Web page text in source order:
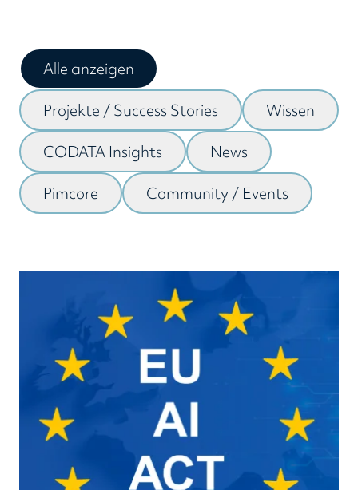
Alle anzeigen
Projekte / Success Stories
Wissen
CODATA Insights
News
Pimcore
Community / Events